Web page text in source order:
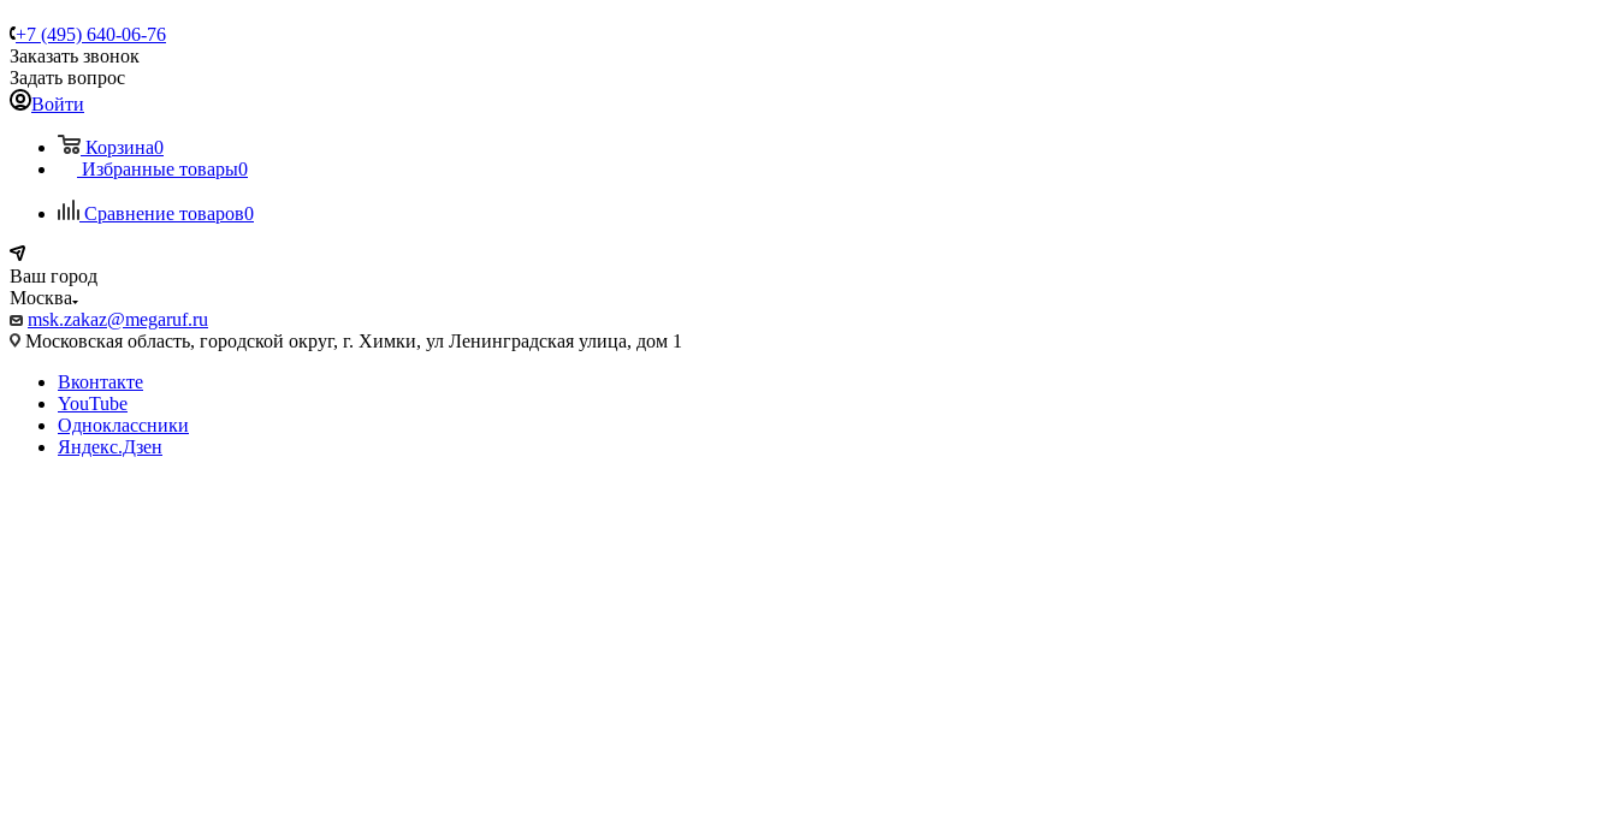
+7 (495) 640-06-76
Заказать звонок
Задать вопрос
Войти
Корзина0
Избранные товары0
Сравнение товаров0
Ваш город
Москва
msk.zakaz@megaruf.ru
Московская область, городской округ, г. Химки, ул Ленинградская улица, дом 1
Вконтакте
YouTube
Одноклассники
Яндекс.Дзен